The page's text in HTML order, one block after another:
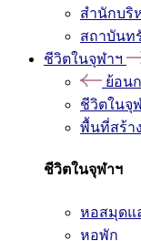
สำนักบริ
สถาบันท
ชีวิตในจุฬาฯ
ย้อน
ชีวิตในจุ
พื้นที่สร้า
ชีวิตในจุฬาฯ
หอสมุดแ
หอพัก